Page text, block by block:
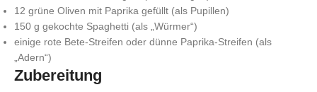
12 grüne Oliven mit Paprika gefüllt (als Pupillen)
150 g gekochte Spaghetti (als „Würmer“)
einige rote Bete-Streifen oder dünne Paprika-Streifen (als
„Adern“)
Zubereitung